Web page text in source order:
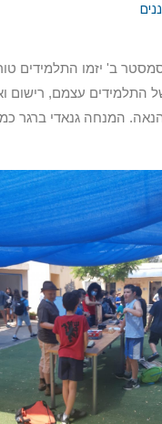
ב' יזמו התלמידים
התלמידים עצמם, רישום
המנחה גנאדי ברגר